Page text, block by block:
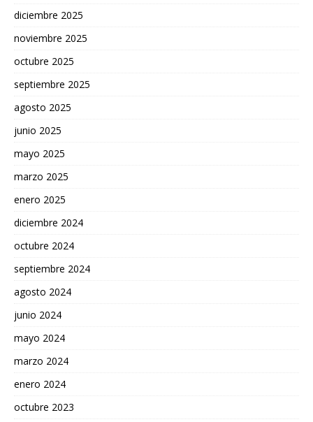
diciembre 2025
noviembre 2025
octubre 2025
septiembre 2025
agosto 2025
junio 2025
mayo 2025
marzo 2025
enero 2025
diciembre 2024
octubre 2024
septiembre 2024
agosto 2024
junio 2024
mayo 2024
marzo 2024
enero 2024
octubre 2023